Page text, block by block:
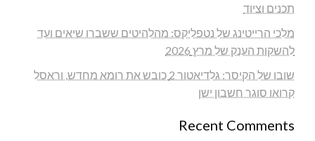
תכנים וציוד
מלכי הרייטינג של נטפליקס: מהלהיטים ששברו שיאים ועד
להשקות הענק של מרץ 2026
שובו של הקיסר: גלדיאטור 2 כובש את רומא מחדש, וראסל
קרואו סוגר חשבון ישן
Recent Comments